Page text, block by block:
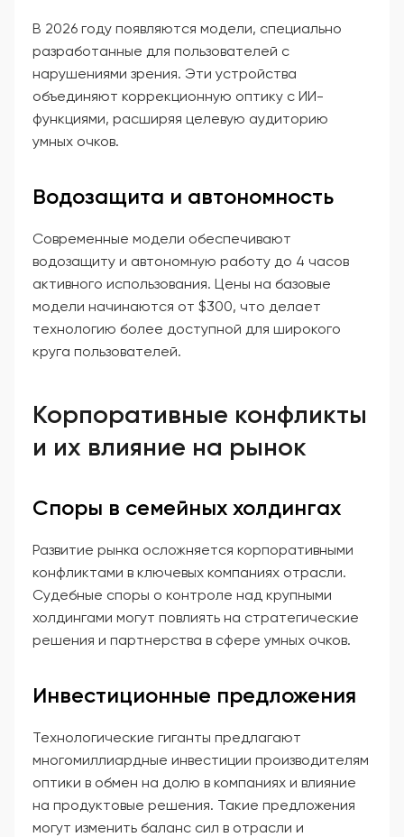
В 2026 году появляются модели, специально
разработанные для пользователей с
нарушениями зрения. Эти устройства
объединяют коррекционную оптику с ИИ-
функциями, расширяя целевую аудиторию
умных очков.
Водозащита и автономность
Современные модели обеспечивают
водозащиту и автономную работу до 4 часов
активного использования. Цены на базовые
модели начинаются от $300, что делает
технологию более доступной для широкого
круга пользователей.
Корпоративные конфликты
и их влияние на рынок
Споры в семейных холдингах
Развитие рынка осложняется корпоративными
конфликтами в ключевых компаниях отрасли.
Судебные споры о контроле над крупными
холдингами могут повлиять на стратегические
решения и партнерства в сфере умных очков.
Инвестиционные предложения
Технологические гиганты предлагают
многомиллиардные инвестиции производителям
оптики в обмен на долю в компаниях и влияние
на продуктовые решения. Такие предложения
могут изменить баланс сил в отрасли и